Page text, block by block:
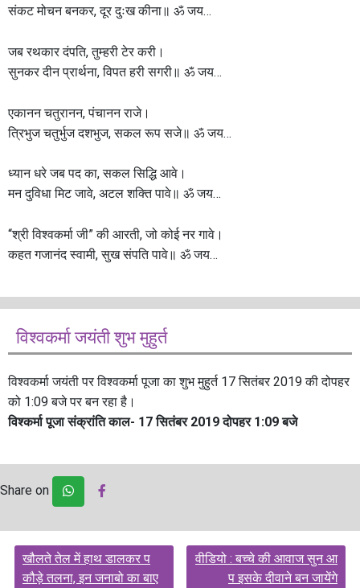
संकट मोचन बनकर, दूर दुःख कीना॥ ॐ जय…
जब रथकार दंपति, तुम्हरी टेर करी।
सुनकर दीन प्रार्थना, विपत हरी सगरी॥ ॐ जय…
एकानन चतुरानन, पंचानन राजे।
त्रिभुज चतुर्भुज दशभुज, सकल रूप सजे॥ ॐ जय…
ध्यान धरे जब पद का, सकल सिद्धि आवे।
मन दुविधा मिट जावे, अटल शक्ति पावे॥ ॐ जय…
“श्री विश्वकर्मा जी” की आरती, जो कोई नर गावे।
कहत गजानंद स्वामी, सुख संपति पावे॥ ॐ जय…
विश्वकर्मा जयंती शुभ मुहुर्त
विश्वकर्मा जयंती पर विश्वकर्मा पूजा का शुभ मुहुर्त 17 सितंबर 2019 की दोपहर
को 1:09 बजे पर बन रहा है।
विश्कर्मा पूजा संक्रांति काल- 17 सितंबर 2019 दोपहर 1:09 बजे
Share on
Post
navigation
खौलते तेल में हाथ डालकर प
कौड़े तलना, इन जनाबो का बाए
वीडियो : बच्चे की आवाज सुन आ
प इसके दीवाने बन जायेंगे